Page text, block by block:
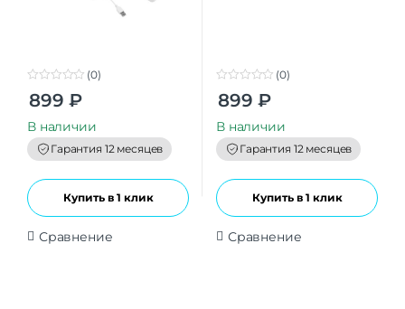
o
t
o
f
5
(0)
899 ₽
В наличии
Гарантия 12 месяцев
Купить в 1 клик
Сравнение
o
t
o
f
5
(0)
899 ₽
В наличии
Гарантия 12 месяцев
Купить в 1 клик
Сравнение